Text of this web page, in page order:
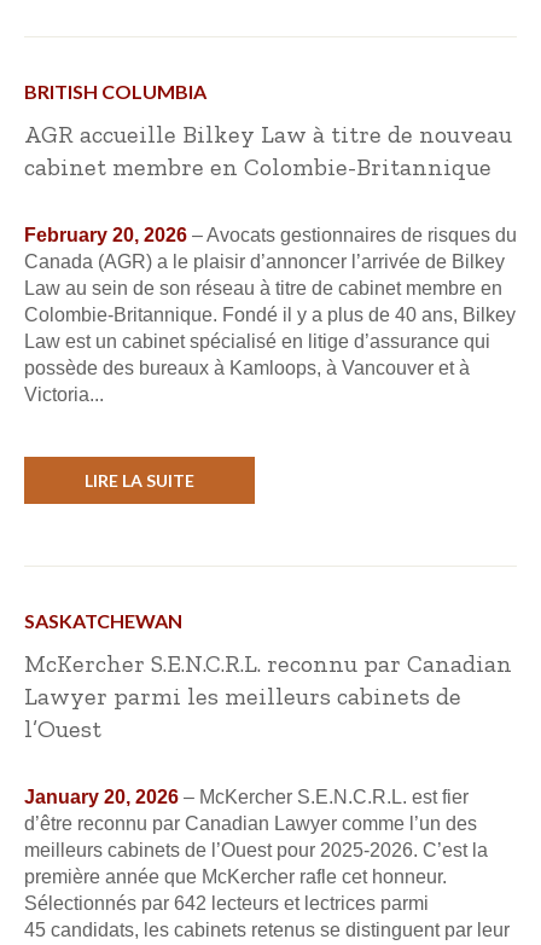
BRITISH COLUMBIA
AGR accueille Bilkey Law à titre de nouveau
cabinet membre en Colombie-Britannique
February 20, 2026 – Avocats gestionnaires de risques du
Canada (AGR) a le plaisir d’annoncer l’arrivée de Bilkey
Law au sein de son réseau à titre de cabinet membre en
Colombie-Britannique. Fondé il y a plus de 40 ans, Bilkey
Law est un cabinet spécialisé en litige d’assurance qui
possède des bureaux à Kamloops, à Vancouver et à
Victoria...
LIRE LA SUITE
SASKATCHEWAN
McKercher S.E.N.C.R.L. reconnu par Canadian
Lawyer parmi les meilleurs cabinets de
l’Ouest
January 20, 2026 – McKercher S.E.N.C.R.L. est fier
d’être reconnu par Canadian Lawyer comme l’un des
meilleurs cabinets de l’Ouest pour 2025-2026. C’est la
première année que McKercher rafle cet honneur.
Sélectionnés par 642 lecteurs et lectrices parmi
45 candidats, les cabinets retenus se distinguent par leur